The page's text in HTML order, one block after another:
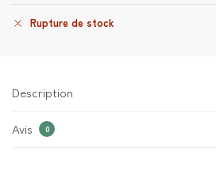
Rupture de stock
Description
Avis 0